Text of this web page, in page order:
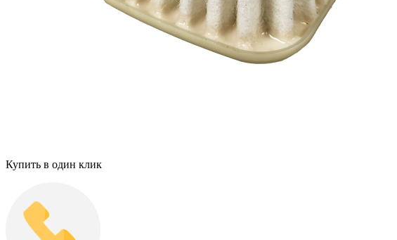
Купить в один клик